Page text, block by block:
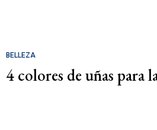
BELLEZA
4 colores de uñas para